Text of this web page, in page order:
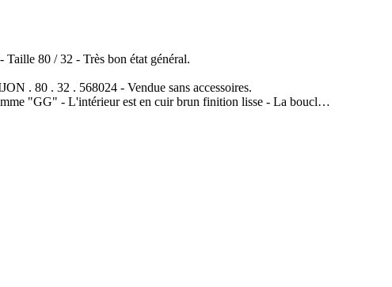
80 / 32 - Très bon état général.
. 80 . 32 . 568024 - Vendue sans accessoires.
"GG" - L'intérieur est en cuir brun finition lisse - La boucle
en métal argenté : 5,3 cm x 6,5 cm.